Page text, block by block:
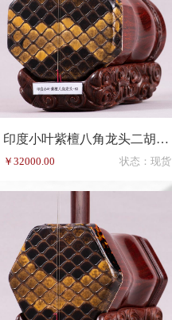
印度小叶紫檀八角龙头二胡-83
￥32000.00 状态：现货